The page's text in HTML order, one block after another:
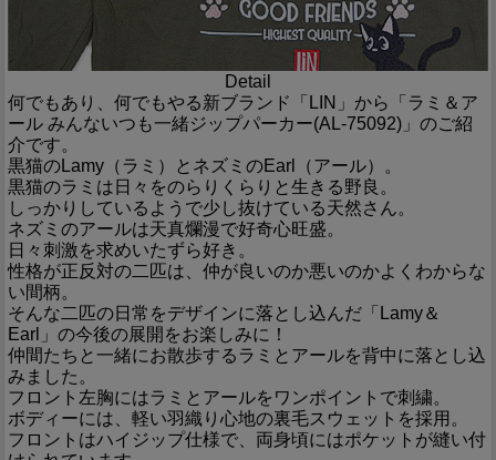
Detail
何でもあり、何でもやる新ブランド「LIN」から「ラミ＆ア
ール みんないつも一緒ジップパーカー(AL-75092)」のご紹
介です。
黒猫のLamy（ラミ）とネズミのEarl（アール）。
黒猫のラミは日々をのらりくらりと生きる野良。
しっかりしているようで少し抜けている天然さん。
ネズミのアールは天真爛漫で好奇心旺盛。
日々刺激を求めいたずら好き。
性格が正反対の二匹は、仲が良いのか悪いのかよくわからな
い間柄。
そんな二匹の日常をデザインに落とし込んだ「Lamy＆
Earl」の今後の展開をお楽しみに！
仲間たちと一緒にお散歩するラミとアールを背中に落とし込
みました。
フロント左胸にはラミとアールをワンポイントで刺繍。
ボディーには、軽い羽織り心地の裏毛スウェットを採用。
フロントはハイジップ仕様で、両身頃にはポケットが縫い付